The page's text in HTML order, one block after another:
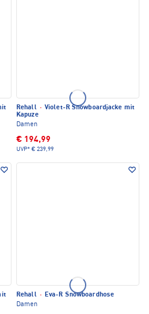
Rehall · Violet-R Snowboardjacke mit
Kapuze
Damen
€ 194,99
UVP* € 239,99
Rehall · Eva-R Snowboardhose
Damen